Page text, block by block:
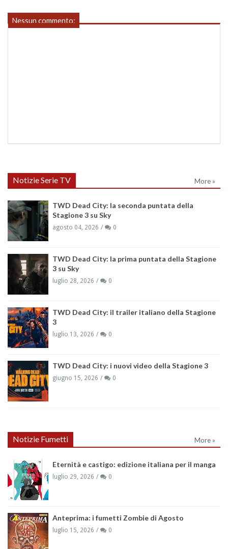
Nessun commento:
Notizie Serie TV More »
TWD Dead City: la seconda puntata della
Stagione 3 su Sky
agosto 04, 2026 0
TWD Dead City: la prima puntata della Stagione
3 su Sky
luglio 28, 2026 0
TWD Dead City: il trailer italiano della Stagione
3
luglio 13, 2026 0
TWD Dead City: i nuovi video della Stagione 3
giugno 15, 2026 0
Notizie Fumetti More »
Eternità e castigo: edizione italiana per il manga
luglio 29, 2026 0
Anteprima: i fumetti Zombie di Agosto
luglio 15, 2026 0